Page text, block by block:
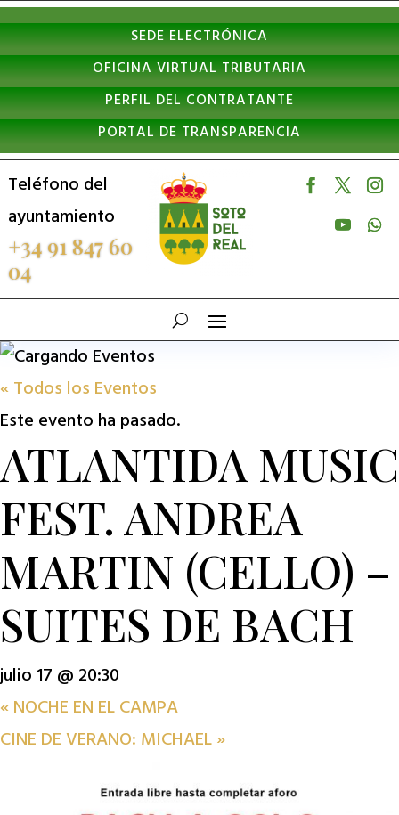
Nota:
este
sitio
web
incluye
un
sistema
de
accesibilidad.
SEDE ELECTRÓNICA
OFICINA VIRTUAL TRIBUTARIA
PERFIL DEL CONTRATANTE
PORTAL DE TRANSPARENCIA
Teléfono del
ayuntamiento
+34 91 847 60
04
« Todos los Eventos
Este evento ha pasado.
ATLANTIDA MUSIC
FEST. ANDREA
MARTIN (CELLO) –
SUITES DE BACH
julio 17 @ 20:30
«NOCHE EN EL CAMPA
CINE DE VERANO: MICHAEL»